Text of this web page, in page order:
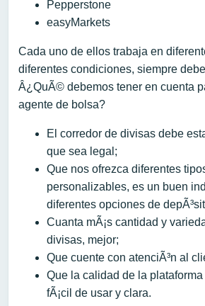
Pepperstone
easyMarkets
Cada uno de ellos trabaja en
diferentes condiciones, siempre
Â¿QuÃ© debemos tener en cuenta
agente de bolsa?
El corredor de divisas debe
que sea legal;
Que nos ofrezca diferentes
personalizables, es un buen
diferentes opciones de
Cuanta mÃ¡s cantidad y
divisas, mejor;
Que cuente con atenciÃ³n al
Que la calidad de la
fÃ¡cil de usar y clara.